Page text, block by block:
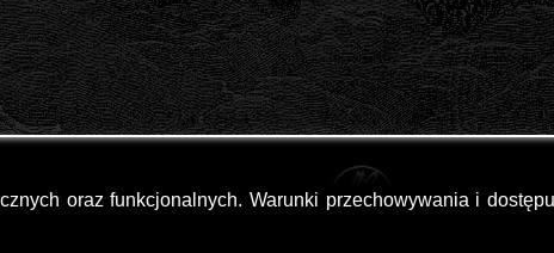
oraz funkcjonalnych. Warunki przechowywania i